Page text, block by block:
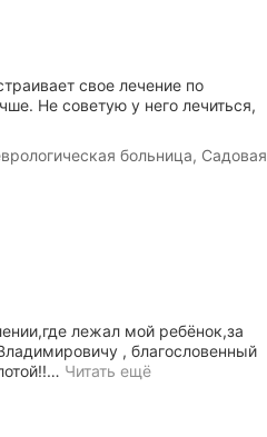
свое лечение по
Не советую у него лечиться,
больница, Садовая
лежал мой ребёнок,за
, благословенный
… Читать ещё